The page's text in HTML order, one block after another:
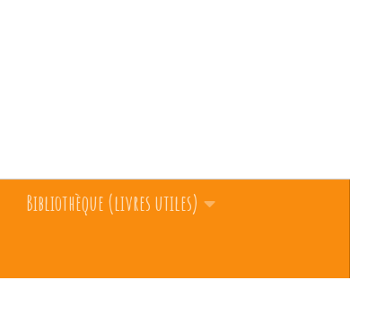
Bibliothèque (livres utiles)